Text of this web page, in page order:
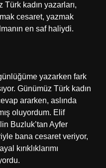
Türk kadın yazarları,
cesaret, yazmak
en saf haliydi.
yazarken fark
Günümüz Türk kadın
ararken, aslında
oluyordum. Elif
Buzluk’tan Ayfer
bana cesaret veriyor,
kırıklıklarımı